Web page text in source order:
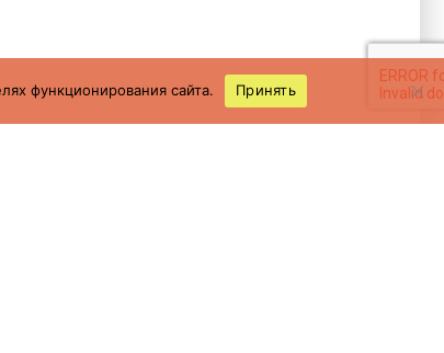
функционирования сайта. Принять